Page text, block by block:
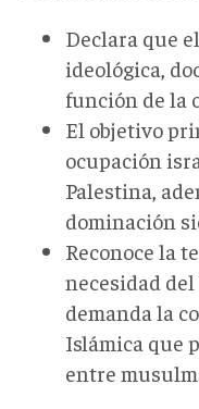
Declara que
ideológica,
función de la
El objetivo
ocupación
Palestina,
dominación
Reconoce la
necesidad
demanda la
Islámica que
entre